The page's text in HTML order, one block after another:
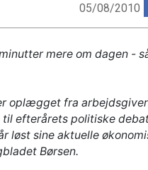
05/08/2010
mere om dagen -
oplægget fra
til efterårets politiske
løst sine aktuelle
Børsen.